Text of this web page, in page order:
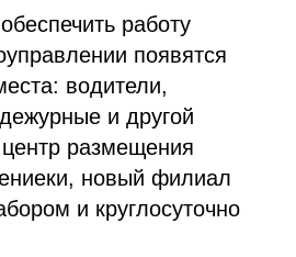
работу
появятся
водители,
и другой
размещения
новый филиал
и круглосуточно